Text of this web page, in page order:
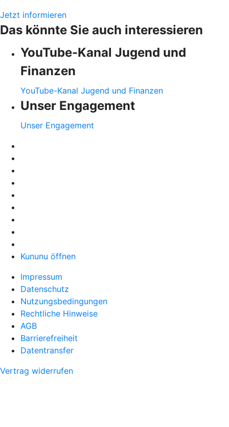
Jetzt informieren
Das könnte Sie auch interessieren
YouTube-Kanal Jugend und
Finanzen
YouTube-Kanal Jugend und Finanzen
Unser Engagement
Unser Engagement
Kununu öffnen
Impressum
Datenschutz
Nutzungsbedingungen
Rechtliche Hinweise
AGB
Barrierefreiheit
Datentransfer
Vertrag widerrufen